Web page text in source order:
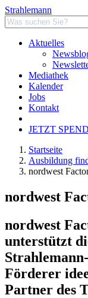
Strahlemann
Aktuelles
Mediathek
Kalender
Jobs
Kontakt
JETZT
Startseite
Ausbildung
nordwest
nordwest
nordwest
unterstützt
Förderer
Partner des